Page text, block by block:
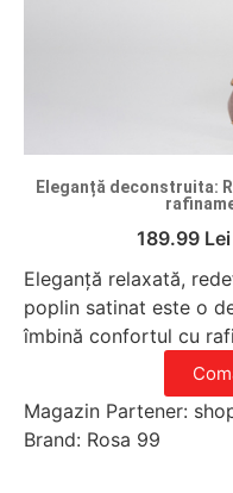
Eleganță deconstruita:
189.99 Lei
Eleganță relaxată,
poplin satinat este o
îmbină confortul cu
Magazin Partener:
Brand: Rosa 99